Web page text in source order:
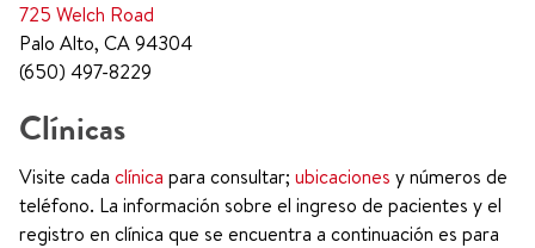
725 Welch Road
Palo Alto, CA 94304
(650) 497-8229
Clínicas
Visite cada clínica para consultar; ubicaciones y números de
teléfono. La información sobre el ingreso de pacientes y el
registro en clínica que se encuentra a continuación es para